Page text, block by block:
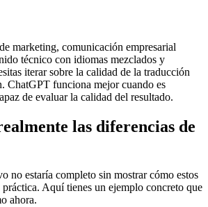
marketing, comunicación empresarial
técnico con idiomas mezclados y
iterar sobre la calidad de la traducción
ChatGPT funciona mejor cuando es
de evaluar la calidad del resultado.
las diferencias de
no estaría completo sin mostrar cómo estos
Aquí tienes un ejemplo concreto que
ahora.